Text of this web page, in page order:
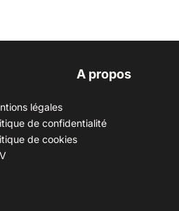
A propos
légales
de confidentialité
de cookies